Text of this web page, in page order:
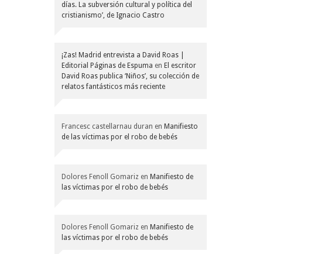
días. La subversión cultural y política del
cristianismo’, de Ignacio Castro
¡Zas! Madrid entrevista a David Roas |
Editorial Páginas de Espuma en El escritor
David Roas publica ‘Niños’, su colección de
relatos fantásticos más reciente
Francesc castellarnau duran en Manifiesto
de las víctimas por el robo de bebés
Dolores Fenoll Gomariz en Manifiesto de
las víctimas por el robo de bebés
Dolores Fenoll Gomariz en Manifiesto de
las víctimas por el robo de bebés